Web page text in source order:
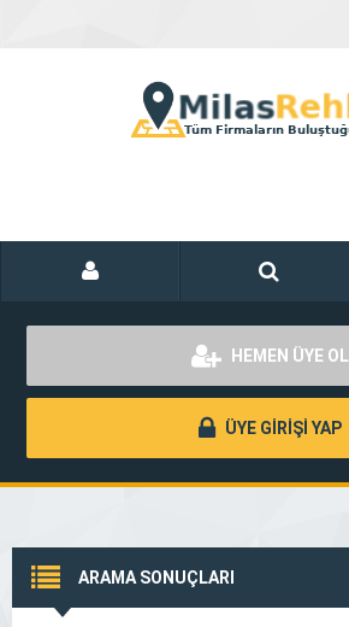
HEMEN ÜYE OL
ÜYE GİRİŞİ YAP
ARAMA SONUÇLARI